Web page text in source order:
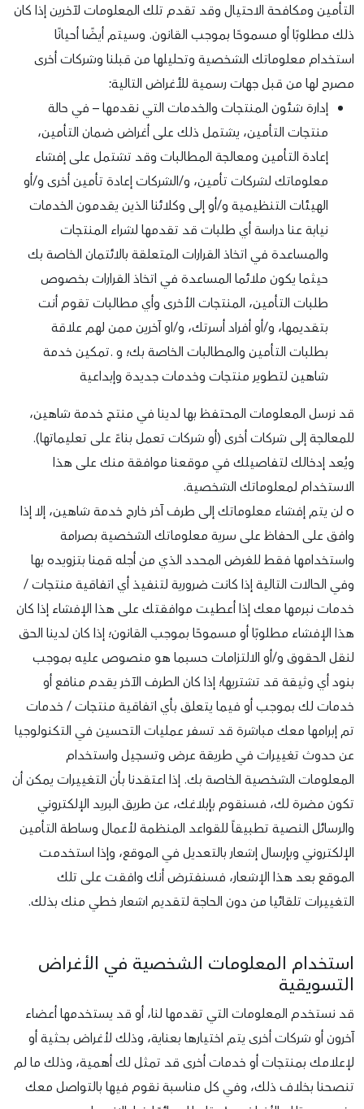
التأمين ومكافحة الاحتيال وقد تقدم تلك المعلومات لآخرين إذا كان
ذلك مطلوبًا أو مسموحًا بموجب القانون. وسيتم أيضًا أحيانًا
استخدام معلوماتك الشخصية وتحليلها من قبلنا وشركات أخرى
مصرح لها من قبل جهات رسمية للأغراض التالية:
إدارة شئون المنتجات والخدمات التي نقدمها – في حالة
منتجات التأمين، يشتمل ذلك على أغراض ضمان التأمين،
إعادة التأمين ومعالجة المطالبات وقد تشتمل على إفشاء
معلوماتك لشركات تأمين، و/الشركات إعادة تأمين أخرى و/أو
الهيئات التنظيمية و/أو إلى وكلائنا الذين يقدمون الخدمات
نيابة عنا دراسة أي طلبات قد تقدمها لشراء المنتجات
والمساعدة في اتخاذ القرارات المتعلقة بالائتمان الخاصة بك
حيثما يكون ملائما المساعدة في اتخاذ القرارات بخصوص
طلبات التأمين، المنتجات الأخرى وأي مطالبات تقوم أنت
بتقديمها، و/أو أفراد أسرتك، و/او آخرين ممن لهم علاقة
بطلبات التأمين والمطالبات الخاصة بك؛ و .تمكين خدمة
شاهين لتطوير منتجات وخدمات جديدة وإبداعية
قد نرسل المعلومات المحتفظ بها لدينا في منتج خدمة شاهين،
للمعالجة إلى شركات أخرى (أو شركات تعمل بناءً على تعليماتها).
ويُعد إدخالك لتفاصيلك في موقعنا موافقة منك على هذا
الاستخدام لمعلوماتك الشخصية.
o لن يتم إفشاء معلوماتك إلى طرف آخر خارج خدمة شاهين، إلا إذا
وافق على الحفاظ على سرية معلوماتك الشخصية بصرامة
واستخدامها فقط للغرض المحدد الذي من أجله قمنا بتزويده بها
وفي الحالات التالية إذا كانت ضرورية لتنفيذ أي اتفاقية منتجات /
خدمات نبرمها معك إذا أعطيت موافقتك على هذا الإفشاء إذا كان
هذا الإفشاء مطلوبًا أو مسموحًا بموجب القانون؛ إذا كان لدينا الحق
لنقل الحقوق و/أو الالتزامات حسبما هو منصوص عليه بموجب
بنود أي وثيقة قد تشتريها؛ إذا كان الطرف الآخر يقدم منافع أو
خدمات لك بموجب أو فيما يتعلق بأي اتفاقية منتجات / خدمات
تم إبرامها معك مباشرة قد تسفر عمليات التحسين في التكنولوجيا
عن حدوث تغييرات في طريقة عرض وتسجيل واستخدام
المعلومات الشخصية الخاصة بك. إذا اعتقدنا بأن التغييرات يمكن أن
تكون مضرة لك، فسنقوم بإبلاغك، عن طريق البريد الإلكتروني
والرسائل النصية تطبيقاً للقواعد المنظمة لأعمال وساطة التأمين
الإلكتروني وبإرسال إشعار بالتعديل في الموقع، وإذا استخدمت
الموقع بعد هذا الإشعار، فسنفترض أنك وافقت على تلك
التغييرات تلقائيا من دون الحاجة لتقديم اشعار خطي منك بذلك.
استخدام المعلومات الشخصية في الأغراض
التسويقية
قد نستخدم المعلومات التي تقدمها لنا، أو قد يستخدمها أعضاء
آخرون أو شركات أخرى يتم اختيارها بعناية، وذلك لأغراض بحثية أو
لإعلامك بمنتجات أو خدمات أخرى قد تمثل لك أهمية، وذلك ما لم
تنصحنا بخلاف ذلك، وفي كل مناسبة نقوم فيها بالتواصل معك